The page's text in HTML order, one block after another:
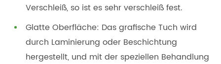
Verschleiß, so ist es sehr verschleiß fest.
Glatte Oberfläche: Das grafische Tuch wird
durch Laminierung oder Beschichtung
hergestellt, und mit der speziellen Behandlung